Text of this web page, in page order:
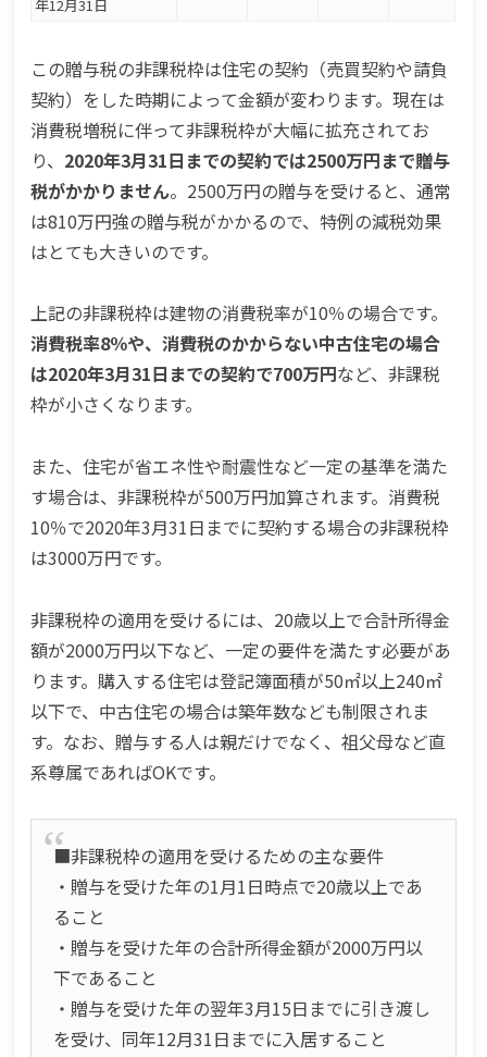
年12月31日
この贈与税の非課税枠は住宅の契約（売買契約や請負
契約）をした時期によって金額が変わります。現在は
消費税増税に伴って非課税枠が大幅に拡充されてお
り、 2020年3月31日までの契約では2500万円まで贈与
税がかかりません。2500万円の贈与を受けると、通常
は810万円強の贈与税がかかるので、特例の減税効果
はとても大きいのです。
上記の非課税枠は建物の消費税率が10％の場合です。
消費税率8％や、消費税のかからない中古住宅の場合
は2020年3月31日までの契約で700万円など、非課税
枠が小さくなります。
また、住宅が省エネ性や耐震性など一定の基準を満た
す場合は、非課税枠が500万円加算されます。消費税
10％で2020年3月31日までに契約する場合の非課税枠
は3000万円です。
非課税枠の適用を受けるには、20歳以上で合計所得金
額が2000万円以下など、一定の要件を満たす必要があ
ります。購入する住宅は登記簿面積が50㎡以上240㎡
以下で、中古住宅の場合は築年数なども制限されま
す。なお、贈与する人は親だけでなく、祖父母など直
系尊属であればOKです。
■非課税枠の適用を受けるための主な要件
・贈与を受けた年の1月1日時点で20歳以上であ
ること
・贈与を受けた年の合計所得金額が2000万円以
下であること
・贈与を受けた年の翌年3月15日までに引き渡し
を受け、同年12月31日までに入居すること